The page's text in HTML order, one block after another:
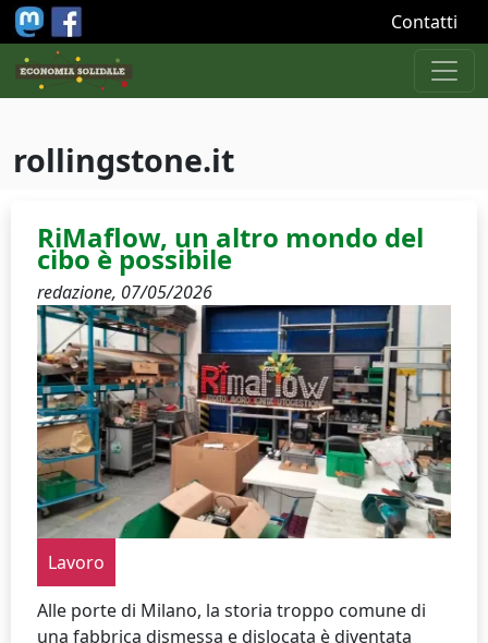
Salta al contenuto principale Contatti
rollingstone.it
RiMaflow, un altro mondo del
cibo è possibile
redazione, 07/05/2026
Lavoro
Alle porte di Milano, la storia troppo comune di
una fabbrica dismessa e dislocata è diventata